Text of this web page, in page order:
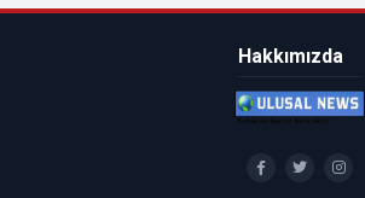
Hakkımızda